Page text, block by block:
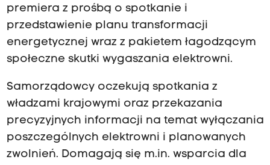
premiera z prośbą o spotkanie i
przedstawienie planu transformacji
energetycznej wraz z pakietem łagodzącym
społeczne skutki wygaszania elektrowni.
Samorządowcy oczekują spotkania z
władzami krajowymi oraz przekazania
precyzyjnych informacji na temat wyłączania
poszczególnych elektrowni i planowanych
zwolnień. Domagają się m.in. wsparcia dla